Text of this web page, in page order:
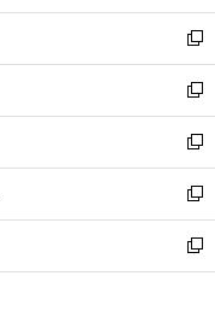
開
く
ウ
で
開
く
ン
ド
ウ
で
開
く
ウ
ィ
ン
ド
ウ
で
開
く
新
し
い
ウ
ィ
ン
ド
ウ
で
開
新
し
い
ウ
ィ
ン
ド
ウ
新
し
い
ウ
ィ
ン
新
し
い
ウ
新
し